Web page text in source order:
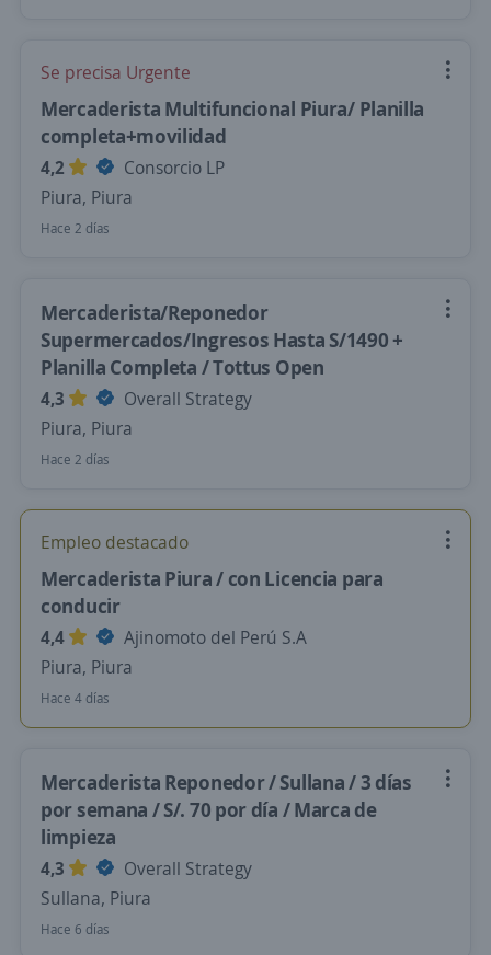
Se precisa Urgente
Mercaderista Multifuncional Piura/ Planilla
completa+movilidad
4,2
Consorcio LP
Piura, Piura
Hace 2 días
Mercaderista/Reponedor
Supermercados/Ingresos Hasta S/1490 +
Planilla Completa / Tottus Open
4,3
Overall Strategy
Piura, Piura
Hace 2 días
Empleo destacado
Mercaderista Piura / con Licencia para
conducir
4,4
Ajinomoto del Perú S.A
Piura, Piura
Hace 4 días
Mercaderista Reponedor / Sullana / 3 días
por semana / S/. 70 por día / Marca de
limpieza
4,3
Overall Strategy
Sullana, Piura
Hace 6 días